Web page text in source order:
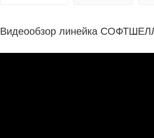
Видеообзор линейка